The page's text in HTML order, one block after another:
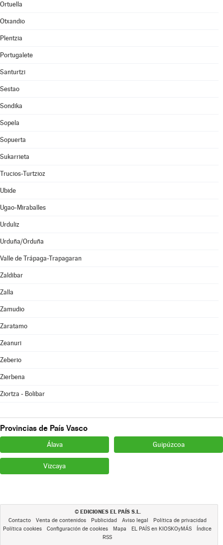
Ortuella
Otxandio
Plentzia
Portugalete
Santurtzi
Sestao
Sondika
Sopela
Sopuerta
Sukarrieta
Trucios-Turtzioz
Ubide
Ugao-Miraballes
Urduliz
Urduña/Orduña
Valle de Trápaga-Trapagaran
Zaldibar
Zalla
Zamudio
Zaratamo
Zeanuri
Zeberio
Zierbena
Ziortza - Bolibar
Provincias de País Vasco
Álava Guipúzcoa
Vizcaya
© EDICIONES EL PAÍS S.L.
Contacto Venta de contenidos Publicidad Aviso legal
Política de privacidad
Política cookies
Configuración de cookies Mapa EL PAÍS en KIOSKOyMÁS
Índice
RSS